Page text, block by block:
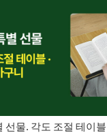
선물. 각도 조절 테이블